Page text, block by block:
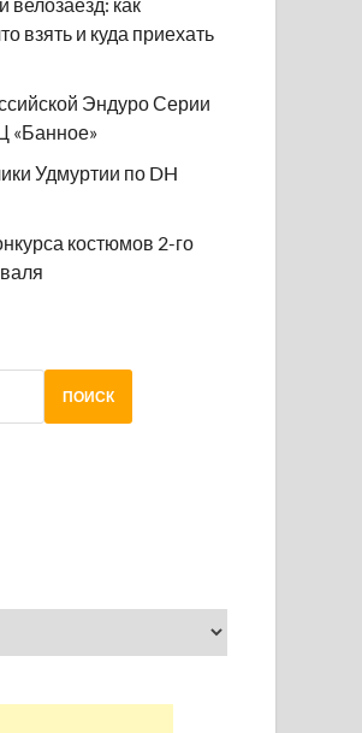
как
взять и куда приехать
Эндуро Серии
«Банное»
Удмуртии по DH
костюмов 2-го
ПОИСК